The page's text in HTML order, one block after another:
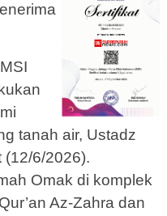
tanah air, Ustadz
(12/6/2026).
Omak di komplek
Az-Zahra dan